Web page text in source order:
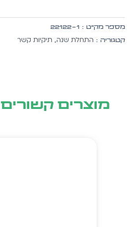
מספר מק״ט : 22122-1
קטגוריה : התחלת שנה, תיקיות קשר
מוצרים קשורים